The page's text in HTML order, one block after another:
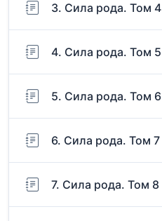
3. Сила рода. Том 4
4. Сила рода. Том 5
5. Сила рода. Том 6
6. Сила рода. Том 7
7. Сила рода. Том 8